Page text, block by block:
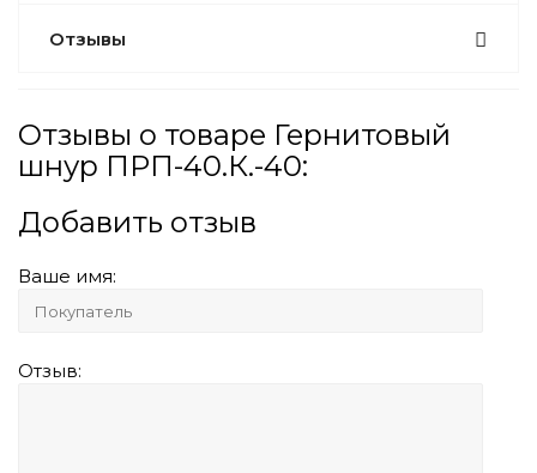
Отзывы
Отзывы о товаре Гернитовый
шнур ПРП-40.К.-40:
Добавить отзыв
Ваше имя:
Отзыв: